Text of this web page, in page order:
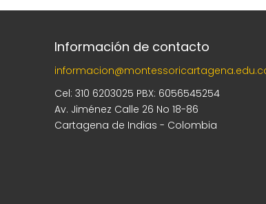
Información de contacto
Cel: 310 6203025 PBX: 6056545254
Av. Jiménez Calle 26 No 18-86
Cartagena de Indias - Colombia